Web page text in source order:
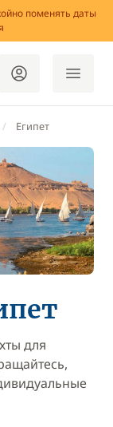
поменять даты
Египет
для